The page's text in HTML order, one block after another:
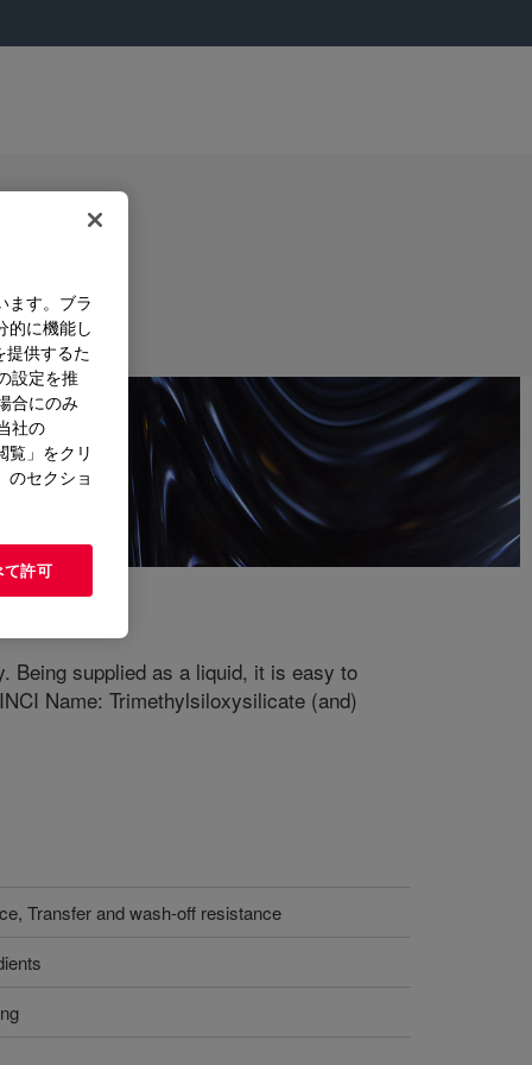
Being supplied as a liquid, it is easy to
Name: Trimethylsiloxysilicate (and)
Transfer and wash-off resistance
ます。ブラ
的に機能し
提供するた
設定を推
合にのみ
社の
覧」をクリ
のセクショ
許可